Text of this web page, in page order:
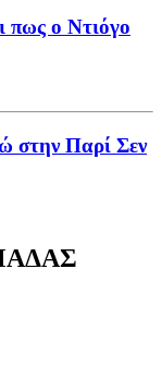
πως ο Ντιόγο
στην Παρί Σεν